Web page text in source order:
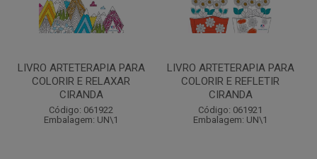
LIVRO ARTETERAPIA PARA
COLORIR E RELAXAR
CIRANDA
Código: 061922
Embalagem: UN\1
LIVRO ARTETERAPIA PARA
COLORIR E REFLETIR
CIRANDA
Código: 061921
Embalagem: UN\1